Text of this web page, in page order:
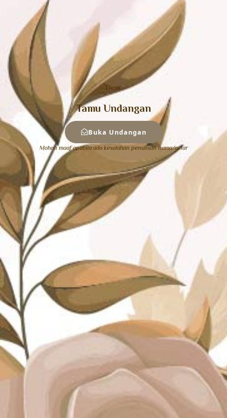
Rika & Yusri
Sabtu, 20 April 2024
Dear
Tamu Undangan
Buka Undangan
Mohon maaf apabila ada kesalahan penulisan nama/gelar